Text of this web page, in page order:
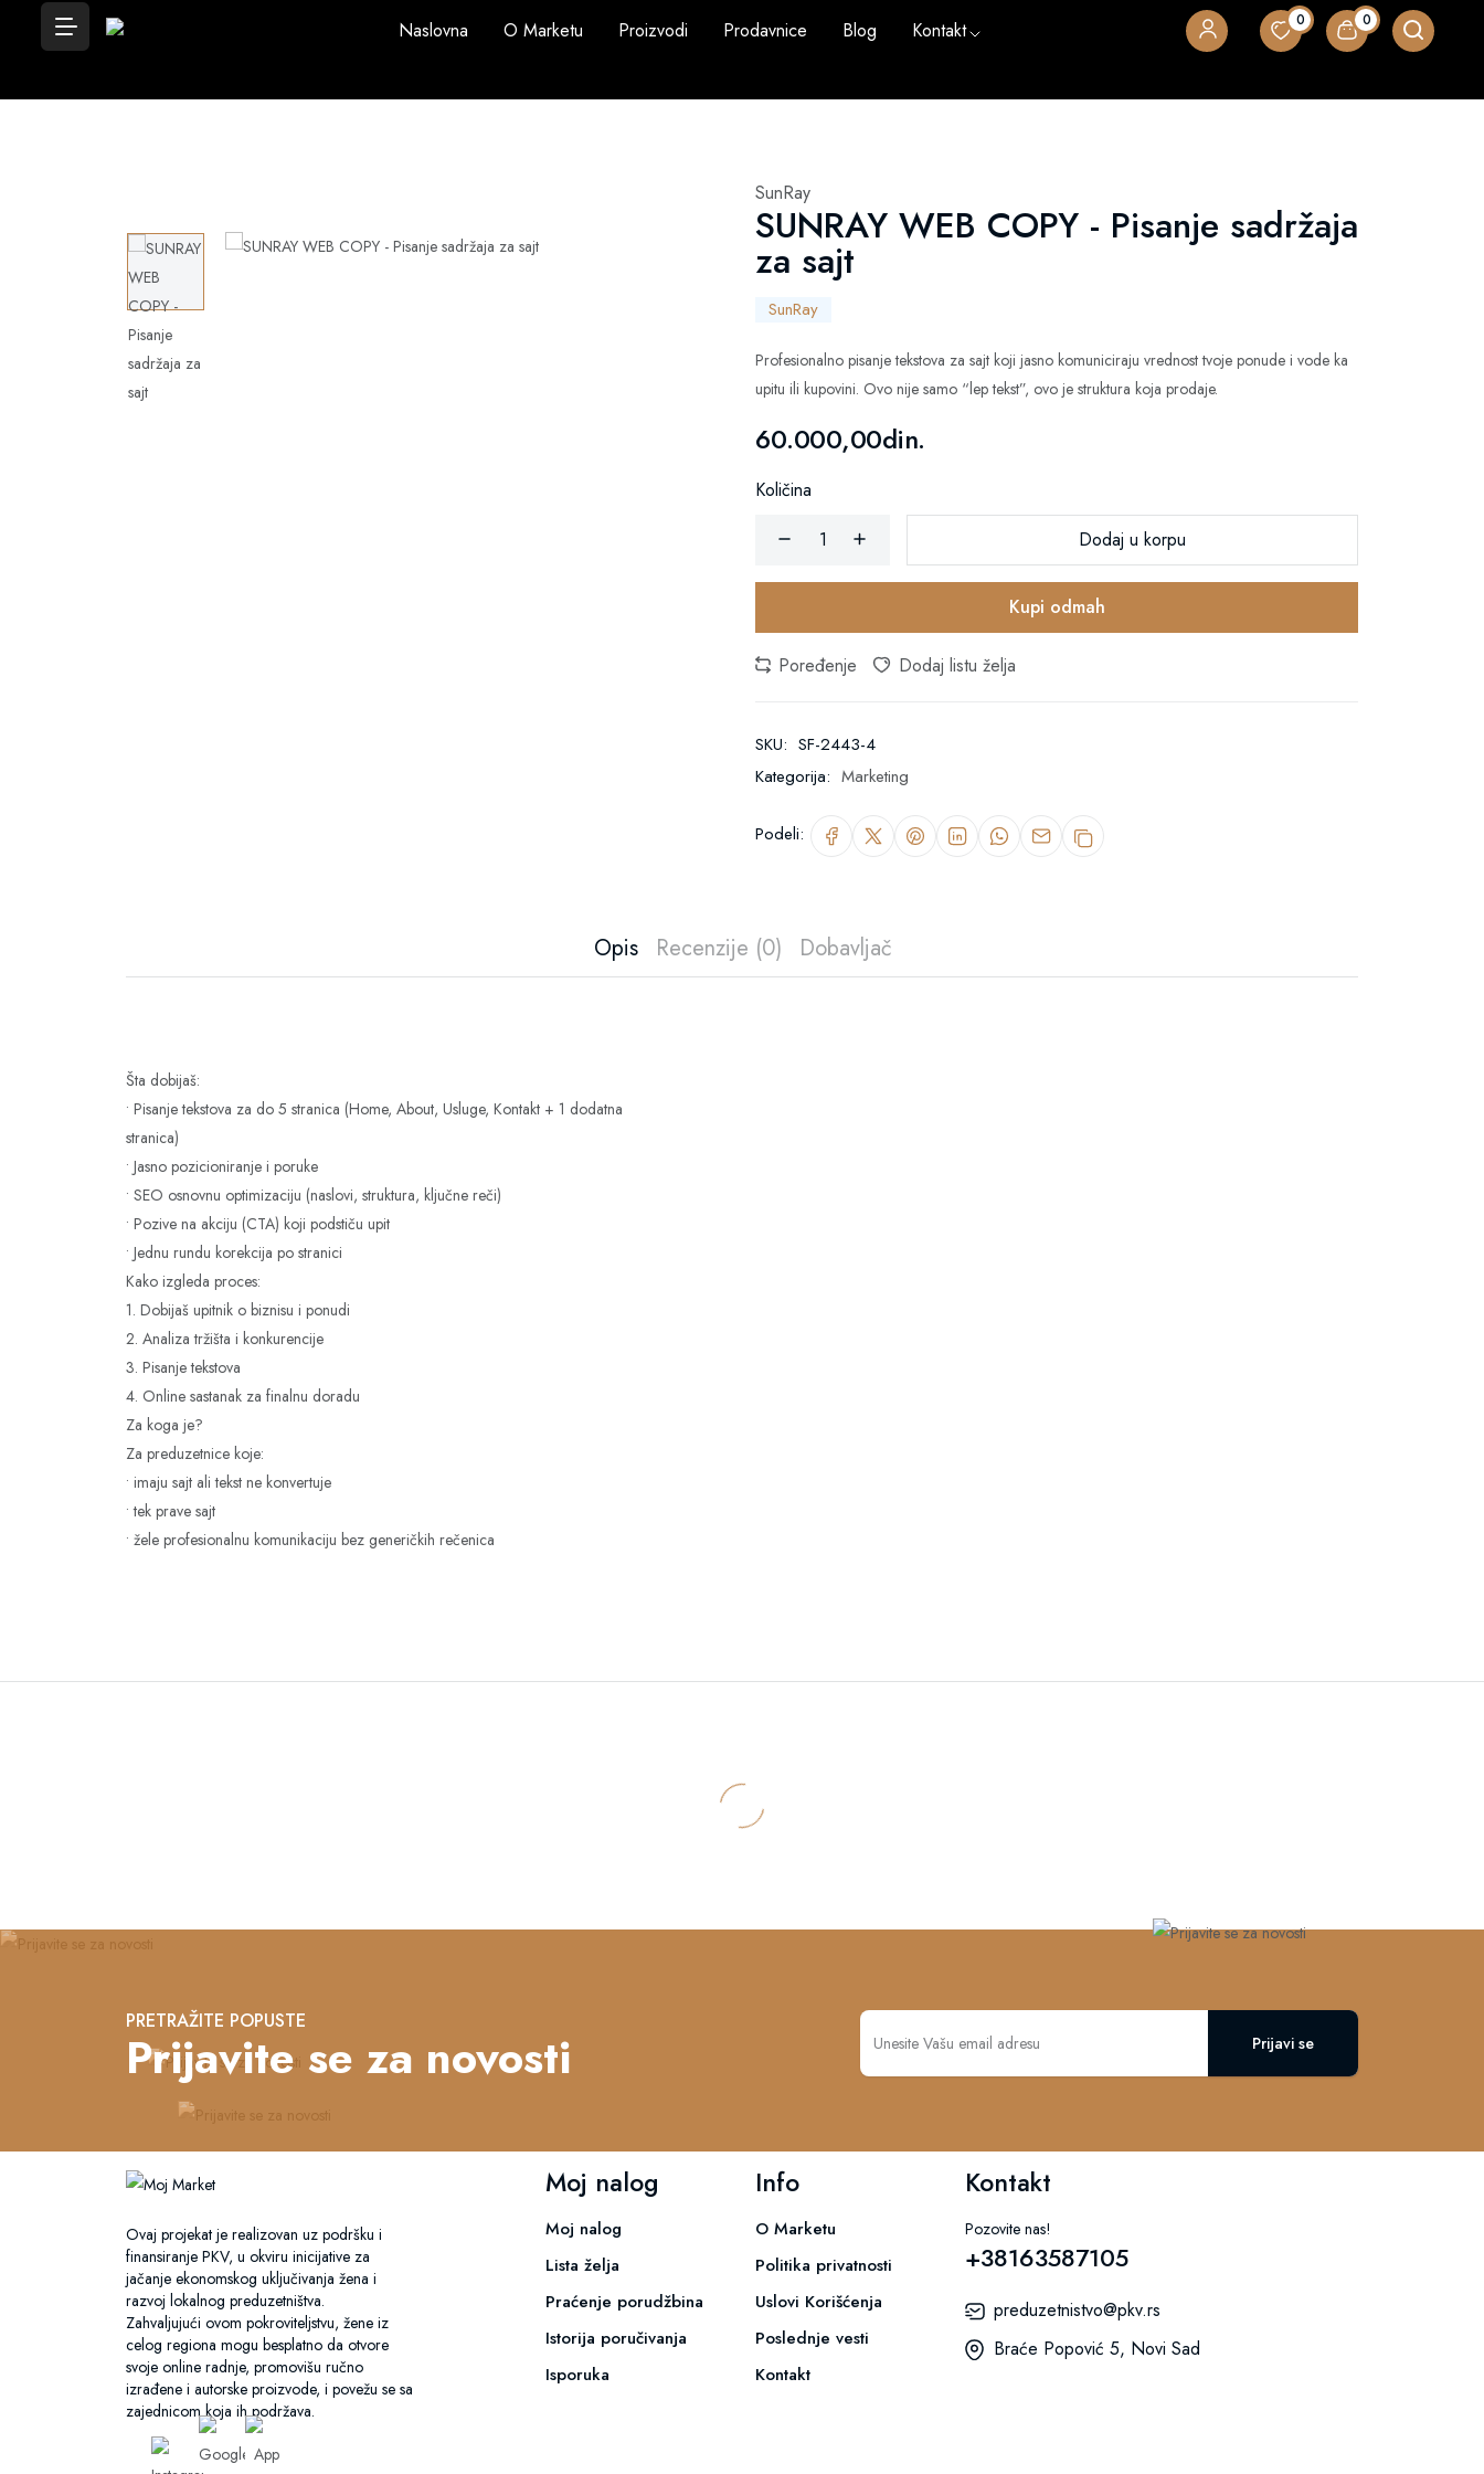
Naslovna O Marketu Proizvodi Prodavnice Blog Kontakt 0 0
SunRay
SUNRAY WEB COPY - Pisanje sadržaja
za sajt
SunRay
Profesionalno pisanje tekstova za sajt koji jasno komuniciraju vrednost tvoje ponude i vode ka
upitu ili kupovini. Ovo nije samo “lep tekst”, ovo je struktura koja prodaje.
60.000,00din.
Količina
Dodaj u korpu
Kupi odmah
Poređenje Dodaj listu želja
SKU: SF-2443-4
Kategorija: Marketing
Podeli:
Opis Recenzije (0) Dobavljač
Šta dobijaš:
• Pisanje tekstova za do 5 stranica (Home, About, Usluge, Kontakt + 1 dodatna
stranica)
• Jasno pozicioniranje i poruke
• SEO osnovnu optimizaciju (naslovi, struktura, ključne reči)
• Pozive na akciju (CTA) koji podstiču upit
• Jednu rundu korekcija po stranici
Kako izgleda proces:
1. Dobijaš upitnik o biznisu i ponudi
2. Analiza tržišta i konkurencije
3. Pisanje tekstova
4. Online sastanak za finalnu doradu
Za koga je?
Za preduzetnice koje:
• imaju sajt ali tekst ne konvertuje
• tek prave sajt
• žele profesionalnu komunikaciju bez generičkih rečenica
PRETRAŽITE POPUSTE
Prijavite se za novosti Prijavi se
Ovaj projekat je realizovan uz podršku i
finansiranje PKV, u okviru inicijative za
jačanje ekonomskog uključivanja žena i
razvoj lokalnog preduzetništva.
Zahvaljujući ovom pokroviteljstvu, žene iz
celog regiona mogu besplatno da otvore
svoje online radnje, promovišu ručno
izrađene i autorske proizvode, i povežu se sa
zajednicom koja ih podržava.
Moj nalog
Moj nalog
Lista želja
Praćenje porudžbina
Istorija poručivanja
Isporuka
Info
O Marketu
Politika privatnosti
Uslovi Korišćenja
Poslednje vesti
Kontakt
Kontakt
Pozovite nas!
+38163587105
preduzetnistvo@pkv.rs
Braće Popović 5, Novi Sad